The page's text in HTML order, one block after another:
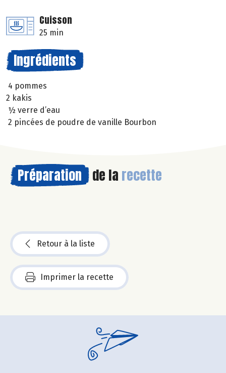
Cuisson
25 min
Ingrédients
4 pommes
2 kakis
½ verre d’eau
2 pincées de poudre de vanille Bourbon
Préparation de la recette
Retour à la liste
Imprimer la recette